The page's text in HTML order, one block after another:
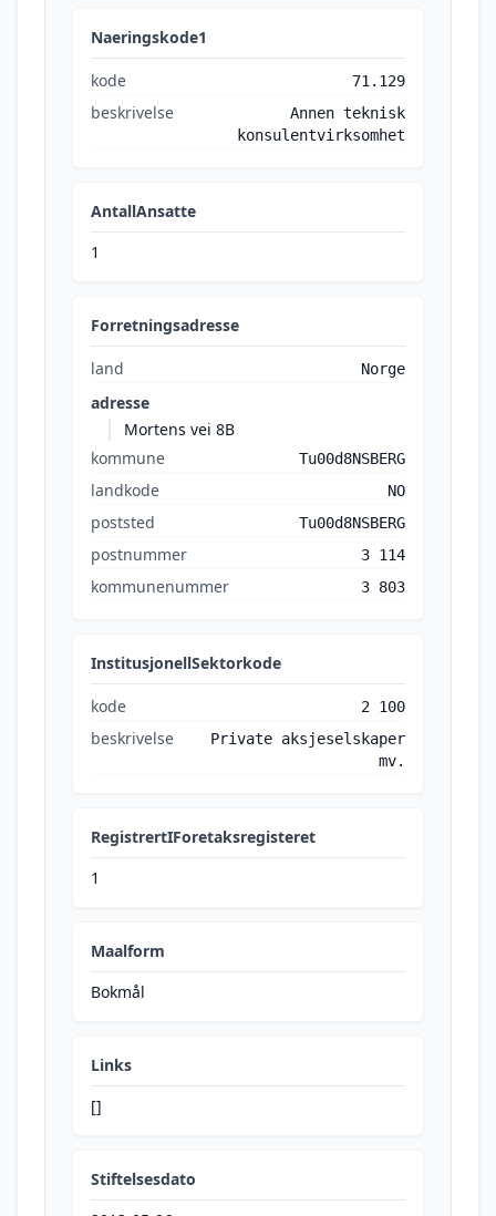
Naeringskode1
kode 71.129
beskrivelse
Annen teknisk
konsulentvirksomhet
AntallAnsatte
1
Forretningsadresse
land Norge
adresse
Mortens vei 8B
kommune
Tu00d8NSBERG
landkode NO
poststed Tu00d8NSBERG
postnummer 3 114
kommunenummer 3 803
InstitusjonellSektorkode
kode 2 100
beskrivelse
Private aksjeselskaper
mv.
RegistrertIForetaksregisteret
1
Maalform
Bokmål
Links
[]
Stiftelsesdato